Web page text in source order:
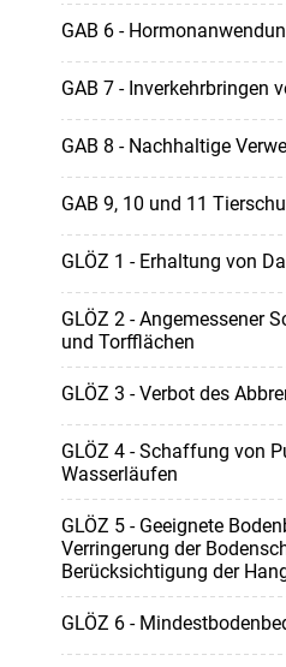
GAB 6 -
GAB 7 - Inverkehrbringen
GAB 8 - Nachhaltige
GAB 9, 10 und 11
GLÖZ 1 - Erhaltung von
GLÖZ 2 - Angemessener
und Torfflächen
GLÖZ 3 - Verbot des
GLÖZ 4 - Schaffung von
Wasserläufen
GLÖZ 5 - Geeignete
Verringerung der
Berücksichtigung der
GLÖZ 6 -